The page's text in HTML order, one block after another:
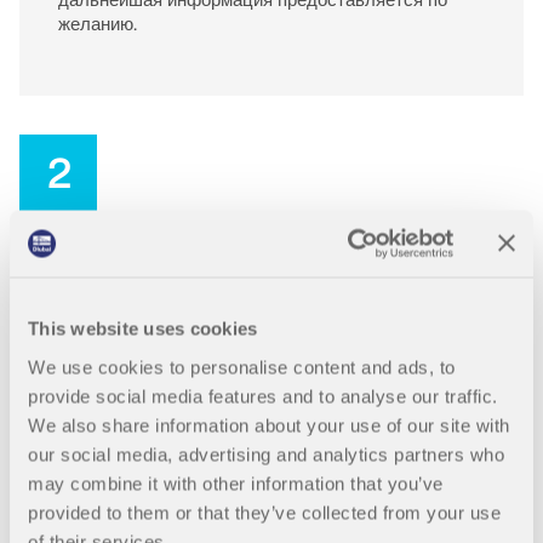
This website uses cookies
We use cookies to personalise content and ads, to
provide social media features and to analyse our traffic.
We also share information about your use of our site with
our social media, advertising and analytics partners who
may combine it with other information that you’ve
provided to them or that they’ve collected from your use
CFD-программное обеспечение для цифровых
аэродинамических труб
Dlubal API
Ваш портал в параметрическое моделирование и
автоматизацию
Открыть для себя API
вебинарами и премиальными услугами для
обучения.
месте.
Присоединяйтесь к мировому лидеру в области
желанию.
2
Срок хранения ваших данны
Налогового нормативов, мы должны сохранять
ваш адрес, данные о платежах и заказах в
течение десяти лет. Однако через два года мы
ограничим обработку; то есть ваши данные будут
использованы только для выполнения правовых
обязательств.